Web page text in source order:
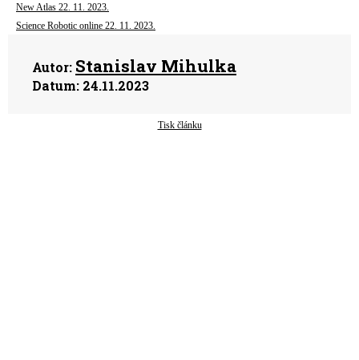
New Atlas 22. 11. 2023.
Science Robotic online 22. 11. 2023.
Autor: Stanislav Mihulka
Datum: 24.11.2023
Tisk článku